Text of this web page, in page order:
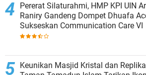
Pererat Silaturahmi, HMP KPI UIN
Raniry Gandeng Dompet Dhuafa
Sukseskan Communication Care VI
Keunikan Masjid Kristal dan Replika